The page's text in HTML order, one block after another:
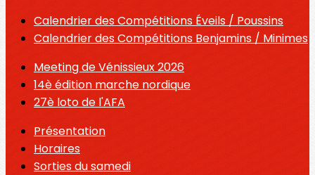
Calendrier des Compétitions Éveils / Poussins
Calendrier des Compétitions Benjamins / Minimes
Meeting de Vénissieux 2026
14è édition marche nordique
27è loto de l'AFA
Présentation
Horaires
Sorties du samedi